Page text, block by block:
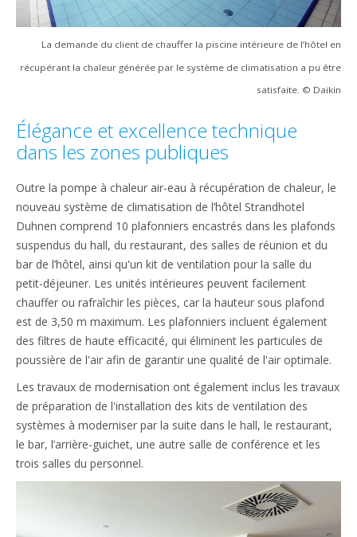
La demande du client de chauffer la piscine intérieure de l’hôtel en
récupérant la chaleur générée par le système de climatisation a pu être
satisfaite. © Daikin
Élégance et excellence technique
dans les zones publiques
Outre la pompe à chaleur air-eau à récupération de chaleur, le
nouveau système de climatisation de l’hôtel Strandhotel
Duhnen comprend 10 plafonniers encastrés dans les plafonds
suspendus du hall, du restaurant, des salles de réunion et du
bar de l’hôtel, ainsi qu'un kit de ventilation pour la salle du
petit-déjeuner. Les unités intérieures peuvent facilement
chauffer ou rafraîchir les pièces, car la hauteur sous plafond
est de 3,50 m maximum. Les plafonniers incluent également
des filtres de haute efficacité, qui éliminent les particules de
poussière de l'air afin de garantir une qualité de l'air optimale.
Les travaux de modernisation ont également inclus les travaux
de préparation de l'installation des kits de ventilation des
systèmes à moderniser par la suite dans le hall, le restaurant,
le bar, l’arrière-guichet, une autre salle de conférence et les
trois salles du personnel.